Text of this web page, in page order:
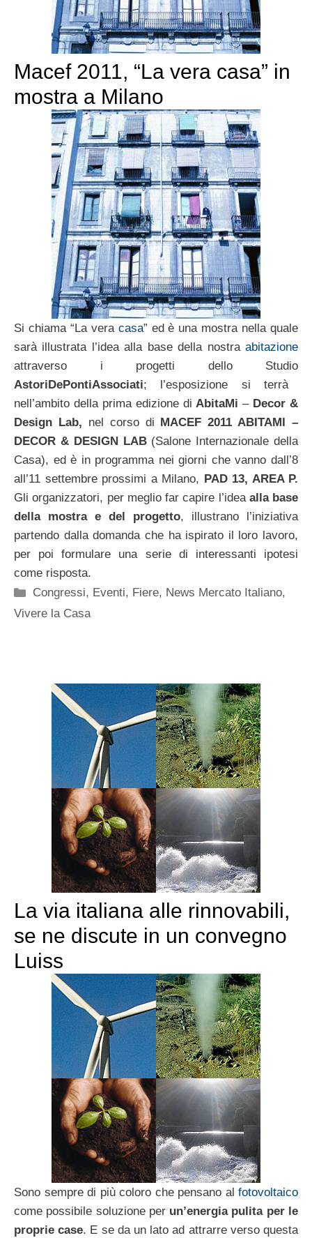
Macef 2011, “La vera casa” in
mostra a Milano
Si chiama “La vera casa” ed è una mostra nella quale
sarà illustrata l’idea alla base della nostra abitazione
attraverso i progetti dello Studio
AstoriDePontiAssociati; l’esposizione si terrà
nell’ambito della prima edizione diAbitaMi – Decor &
Design Lab, nel corso di
MACEF 2011 ABITAMI –
DECOR & DESIGN LAB(Salone Internazionale della
Casa), ed è in programma nei giorni che vanno dall’8
all’11 settembre prossimi a Milano, PAD 13, AREA P.
Gli organizzatori, per meglio far capire l’idea alla base
della mostra e del progetto, illustrano l’iniziativa
partendo dalla domanda che ha ispirato il loro lavoro,
per poi formulare una serie di interessanti ipotesi
come risposta.
Categorie
Congressi, Eventi, Fiere, News Mercato Italiano,
Vivere la Casa
La via italiana alle rinnovabili,
se ne discute in un convegno
Luiss
Sono sempre di più coloro che pensano al fotovoltaico
come possibile soluzione per un’energia pulita per le
proprie case. E se da un lato ad attrarre verso questa